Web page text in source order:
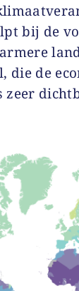
bij de
die de